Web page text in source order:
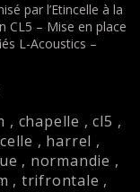
par l’Etincelle à la
CL5 – Mise en place
L-Acoustics –
, chapelle ,cl5 ,
, harrel ,
, normandie ,
, trifrontale ,